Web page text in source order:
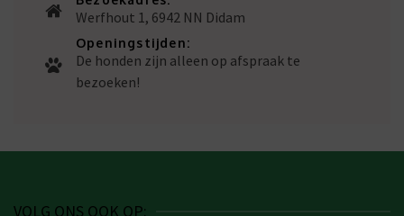
Werfhout 1, 6942 NN Didam
Openingstijden:
De honden zijn alleen op afspraak te
bezoeken!
VOLG ONS OOK OP: